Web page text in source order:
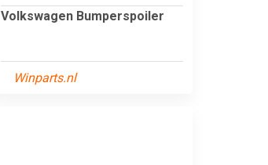
Volkswagen Bumperspoiler
Winparts.nl